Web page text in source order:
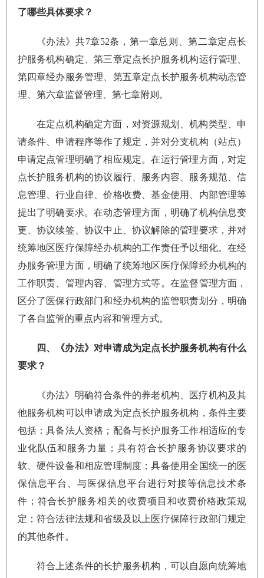
了哪些具体要求？
《办法》共7章52条，第一章总则、第二章定点长
护服务机构确定、第三章定点长护服务机构运行管理、
第四章经办服务管理、第五章定点长护服务机构动态管
理、第六章监督管理、第七章附则。
在定点机构确定方面，对资源规划、机构类型、申
请条件、申请程序等作了规定，并对分支机构（站点）
申请定点管理明确了相应规定。在运行管理方面，对定
点长护服务机构的协议履行、服务内容、服务规范、信
息管理、行业自律、价格收费、基金使用、内部管理等
提出了明确要求。在动态管理方面，明确了机构信息变
更、协议续签、协议中止、协议解除的管理要求，并对
统筹地区医疗保障经办机构的工作责任予以细化。在经
办服务管理方面，明确了统筹地区医疗保障经办机构的
工作职责、管理内容、管理方式等。在监督管理方面，
区分了医保行政部门和经办机构的监管职责划分，明确
了各自监管的重点内容和管理方式。
四、《办法》对申请成为定点长护服务机构有什么
要求？
《办法》明确符合条件的养老机构、医疗机构及其
他服务机构可以申请成为定点长护服务机构，条件主要
包括：具备法人资格；配备与长护服务工作相适应的专
业化队伍和服务力量；具有符合长护服务协议要求的
软、硬件设备和相应管理制度；具备使用全国统一的医
保信息平台、与医保信息平台进行对接等信息技术条
件；符合长护服务相关的收费项目和收费价格政策规
定；符合法律法规和省级及以上医疗保障行政部门规定
的其他条件。
符合上述条件的长护服务机构，可以自愿向统筹地